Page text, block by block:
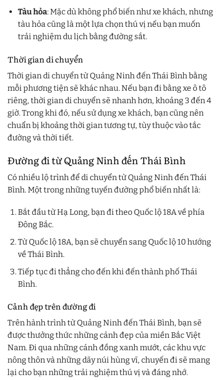
Tàu hỏa: Mặc dù không phổ biến như xe khách, nhưng
tàu hỏa cũng là một lựa chọn thú vị nếu bạn muốn
trải nghiệm du lịch bằng đường sắt.
Thời gian di chuyển
Thời gian di chuyển từ Quảng Ninh đến Thái Bình bằng
mỗi phương tiện sẽ khác nhau. Nếu bạn đi bằng xe ô tô
riêng, thời gian di chuyển sẽ nhanh hơn, khoảng 3 đến 4
giờ. Trong khi đó, nếu sử dụng xe khách, bạn cũng nên
chuẩn bị khoảng thời gian tương tự, tùy thuộc vào tắc
đường và thời tiết.
Đường đi từ Quảng Ninh đến Thái Bình
Có nhiều lộ trình để di chuyển từ Quảng Ninh đến Thái
Bình. Một trong những tuyến đường phổ biến nhất là:
Bắt đầu từ Hạ Long, bạn đi theo Quốc lộ 18A về phía
Đông Bắc.
Từ Quốc lộ 18A, bạn sẽ chuyển sang Quốc lộ 10 hướng
về Thái Bình.
Tiếp tục đi thẳng cho đến khi đến thành phố Thái
Bình.
Cảnh đẹp trên đường đi
Trên hành trình từ Quảng Ninh đến Thái Bình, bạn sẽ
được thưởng thức những cảnh đẹp của miền Bắc Việt
Nam. Đi qua những cánh đồng xanh mướt, các khu vực
nông thôn và những dãy núi hùng vĩ, chuyến đi sẽ mang
lại cho bạn những trải nghiệm thú vị và đáng nhớ.